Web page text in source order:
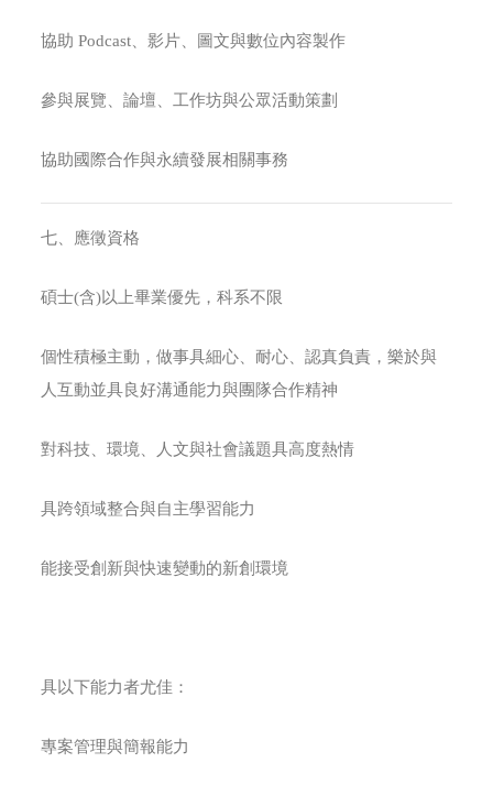
協助 Podcast、影片、圖文與數位內容製作
參與展覽、論壇、工作坊與公眾活動策劃
協助國際合作與永續發展相關事務
七、應徵資格
碩士(含)以上畢業優先，科系不限
個性積極主動，做事具細心、耐心、認真負責，樂於與
人互動並具良好溝通能力與團隊合作精神
對科技、環境、人文與社會議題具高度熱情
具跨領域整合與自主學習能力
能接受創新與快速變動的新創環境
具以下能力者尤佳：
專案管理與簡報能力